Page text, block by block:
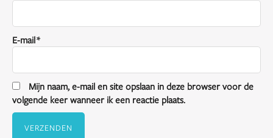
E-mail*
Mijn naam, e-mail en site opslaan in deze browser voor de
volgende keer wanneer ik een reactie plaats.